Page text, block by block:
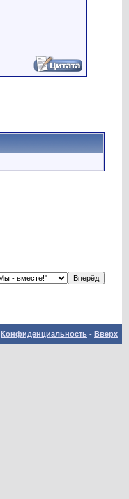
Конфиденциальность - Вверх